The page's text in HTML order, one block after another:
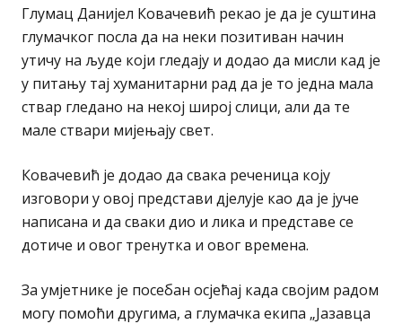
Глумац Данијел Ковачевић рекао је да је суштина
глумачког посла да на неки позитиван начин
утичу на људе који гледају и додао да мисли кад је
у питању тај хуманитарни рад да је то једна мала
ствар гледано на некој широј слици, али да те
мале ствари мијењају свет.
Ковачевић је додао да свака реченица коју
изговори у овој представи дјелује као да је јуче
написана и да сваки дио и лика и представе се
дотиче и овог тренутка и овог времена.
За умјетнике је посебан осјећај када својим радом
могу помоћи другима, а глумачка екипа „Јазавца